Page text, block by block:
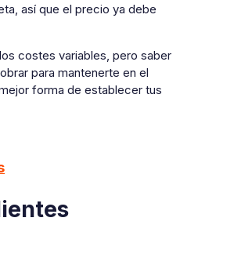
así que el precio ya debe
costes variables, pero saber
para mantenerte en el
forma de establecer tus